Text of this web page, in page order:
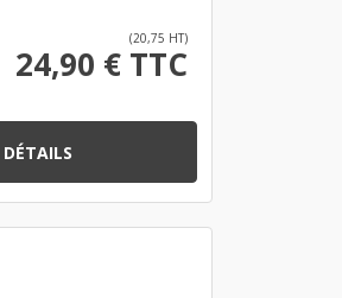
(20,75 HT)
24,90 € TTC